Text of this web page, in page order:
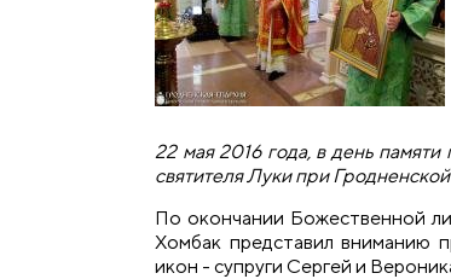
22 мая 2016 года, в день
святителя Луки при
По окончании Божественной
Хомбак представил вниманию
икон - супруги Сергей и